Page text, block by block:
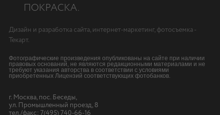
ПОКРАСКА.
Дизайн и разработка сайта, интернет-маркетинг, фотосъемка -
Текарт.
Фотографические произведения опубликованы на сайте при наличии
правовых оснований, не являются редакционными материалами и не
требуют указания авторства в соответствии с условиями
приобретенных Лицензий соответствующих фотобанков.
г. Москва, пос. Беседы,
ул. Промышленный проезд, 8
тел./факс: 7(495) 740-66-16